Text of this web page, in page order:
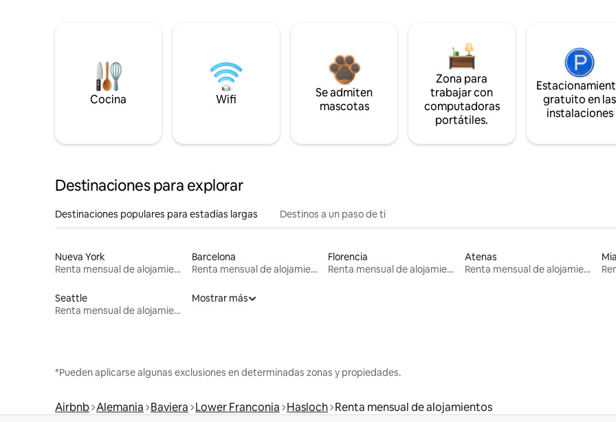
Cocina Wifi
Se admiten
mascotas
Zona para
trabajar con
computadoras
portátiles.
gratuito en las
instalaciones
Destinaciones para explorar
Destinaciones populares para estadías largas Destinos a un paso de ti
Nueva York
Renta mensual de alojamientos
Barcelona
Renta mensual de alojamientos
Florencia
Renta mensual de alojamientos
Atenas
Renta mensual de alojamientos
Seattle
Renta mensual de alojamientos
Mostrar más
*Pueden aplicarse algunas exclusiones en determinadas zonas y propiedades.
Airbnb Alemania Baviera Lower Franconia Hasloch Renta mensual de alojamientos